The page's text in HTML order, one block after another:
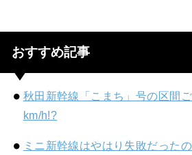
おすすめ記事
秋田新幹線「こまち」号の区間
km/h!?
ミニ新幹線はやはり失敗だった